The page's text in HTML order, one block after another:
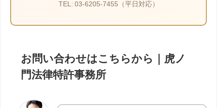
TEL: 03-6205-7455（平日対応）
お問い合わせはこちらから｜虎ノ
門法律特許事務所